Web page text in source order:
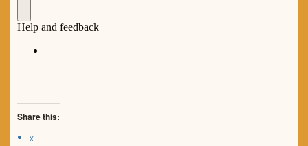
Share this:
X